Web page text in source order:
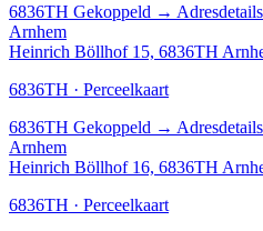
6836TH Gekoppeld →
Arnhem
Heinrich Böllhof 15, 6836TH
6836TH · Perceelkaart
6836TH Gekoppeld →
Arnhem
Heinrich Böllhof 16, 6836TH
6836TH · Perceelkaart